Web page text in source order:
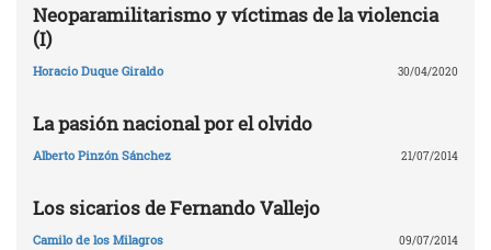
Neoparamilitarismo y víctimas de la violencia
(I)
Horacio Duque Giraldo 30/04/2020
La pasión nacional por el olvido
Alberto Pinzón Sánchez 21/07/2014
Los sicarios de Fernando Vallejo
Camilo de los Milagros 09/07/2014